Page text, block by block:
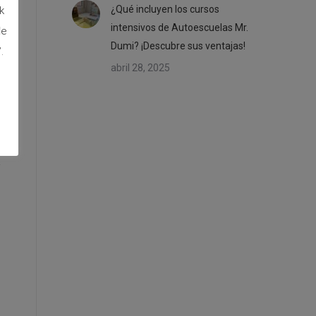
¿Qué incluyen los cursos
intensivos de Autoescuelas Mr.
Dumi? ¡Descubre sus ventajas!
abril 28, 2025